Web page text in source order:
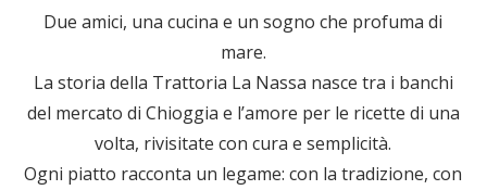
Due amici, una cucina e un sogno che profuma di
mare.
La storia della Trattoria La Nassa nasce tra i banchi
del mercato di Chioggia e l’amore per le ricette di una
volta, rivisitate con cura e semplicità.
Ogni piatto racconta un legame: con la tradizione, con